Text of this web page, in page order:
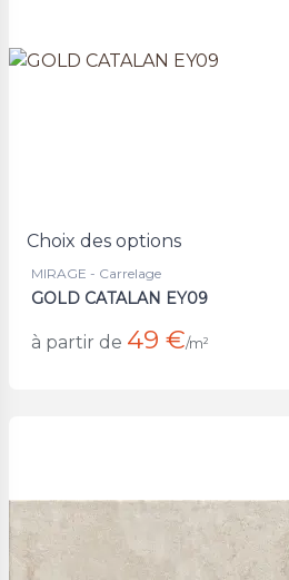
Choix des options
MIRAGE - Carrelage
GOLD CATALAN EY09
à partir de 49 €/m²